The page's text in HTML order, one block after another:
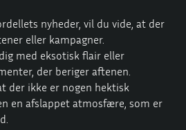
nyheder, vil du vide, at der
eller kampagner.
med eksotisk flair eller
der beriger aftenen.
der ikke er nogen hektisk
en afslappet atmosfære, som er